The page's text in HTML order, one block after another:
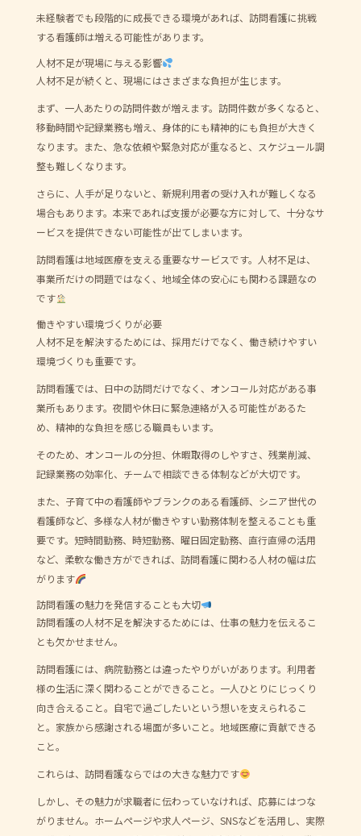
未経験者でも段階的に成長できる環境があれば、訪問看護に挑戦
する看護師は増える可能性があります。
人材不足が現場に与える影響
人材不足が続くと、現場にはさまざまな負担が生じます。
まず、一人あたりの訪問件数が増えます。訪問件数が多くなると、
移動時間や記録業務も増え、身体的にも精神的にも負担が大きく
なります。また、急な依頼や緊急対応が重なると、スケジュール調
整も難しくなります。
さらに、人手が足りないと、新規利用者の受け入れが難しくなる
場合もあります。本来であれば支援が必要な方に対して、十分なサ
ービスを提供できない可能性が出てしまいます。
訪問看護は地域医療を支える重要なサービスです。人材不足は、
事業所だけの問題ではなく、地域全体の安心にも関わる課題なの
です
働きやすい環境づくりが必要
人材不足を解決するためには、採用だけでなく、働き続けやすい
環境づくりも重要です。
訪問看護では、日中の訪問だけでなく、オンコール対応がある事
業所もあります。夜間や休日に緊急連絡が入る可能性があるた
め、精神的な負担を感じる職員もいます。
そのため、オンコールの分担、休暇取得のしやすさ、残業削減、
記録業務の効率化、チームで相談できる体制などが大切です。
また、子育て中の看護師やブランクのある看護師、シニア世代の
看護師など、多様な人材が働きやすい勤務体制を整えることも重
要です。短時間勤務、時短勤務、曜日固定勤務、直行直帰の活用
など、柔軟な働き方ができれば、訪問看護に関わる人材の幅は広
がります
訪問看護の魅力を発信することも大切
訪問看護の人材不足を解決するためには、仕事の魅力を伝えるこ
とも欠かせません。
訪問看護には、病院勤務とは違ったやりがいがあります。利用者
様の生活に深く関わることができること。一人ひとりにじっくり
向き合えること。自宅で過ごしたいという想いを支えられるこ
と。家族から感謝される場面が多いこと。地域医療に貢献できる
こと。
これらは、訪問看護ならではの大きな魅力です
しかし、その魅力が求職者に伝わっていなければ、応募にはつな
がりません。ホームページや求人ページ、SNSなどを活用し、実際